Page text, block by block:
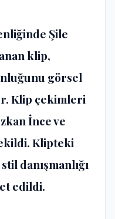
Şile
klip,
görsel
Klip çekimleri
İnce ve
Klipteki
danışmanlığı
edildi.